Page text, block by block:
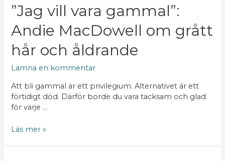
”Jag vill vara gammal”:
Andie MacDowell om grått
hår och åldrande
Lämna en kommentar
Att bli gammal är ett privilegium. Alternativet är ett
förtidigt död. Därför borde du vara tacksam och glad
för varje …
vara
gammal”:
Andie
MacDowell
om
grått
hår
åldrande
Läs mer »